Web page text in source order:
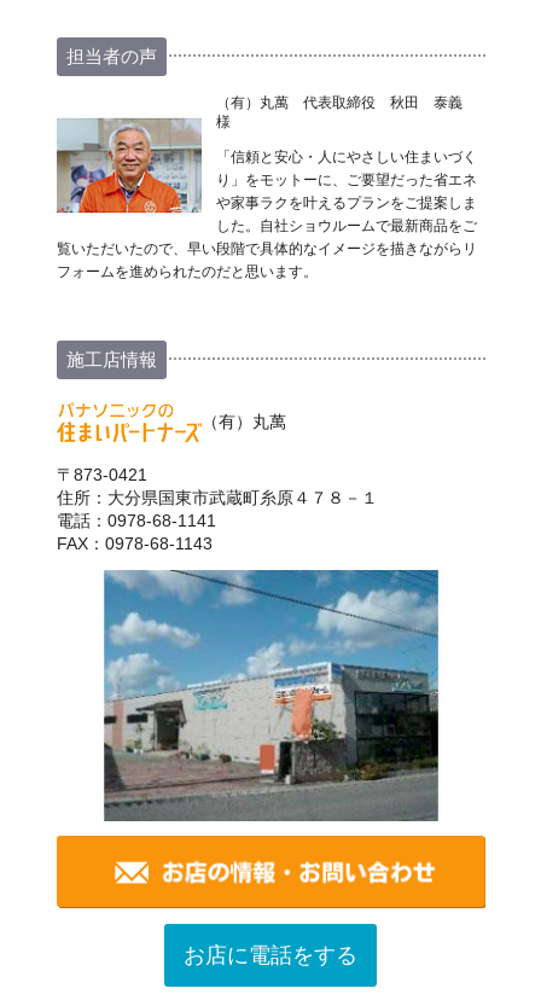
担当者の声
（有）丸萬 代表取締役 秋田 泰義
様
「信頼と安心・人にやさしい住まいづく
り」をモットーに、ご要望だった省エネ
や家事ラクを叶えるプランをご提案しま
した。自社ショウルームで最新商品をご
覧いただいたので、早い段階で具体的なイメージを描きながらリ
フォームを進められたのだと思います。
施工店情報
（有）丸萬
〒873-0421
住所：大分県国東市武蔵町糸原４７８－１
電話：0978-68-1141
FAX：0978-68-1143
お店に電話をする